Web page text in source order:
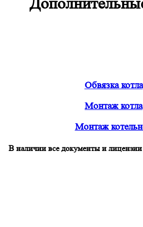
Обвязка котла
Монтаж котла
Монтаж
В наличии все документы и лицензии